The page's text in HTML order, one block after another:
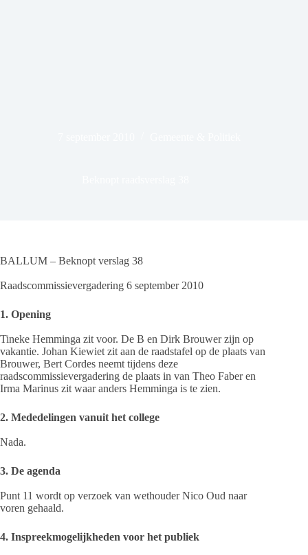
BALLUM – Beknopt verslag 38
Raadscommissievergadering 6 september 2010
1. Opening
Tineke Hemminga zit voor. De B en Dirk Brouwer zijn op
vakantie. Johan Kiewiet zit aan de raadstafel op de plaats van
Brouwer, Bert Cordes neemt tijdens deze
raadscommissievergadering de plaats in van Theo Faber en
Irma Marinus zit waar anders Hemminga is te zien.
2. Mededelingen vanuit het college
Nada.
3. De agenda
Punt 11 wordt op verzoek van wethouder Nico Oud naar
voren gehaald.
4. Inspreekmogelijkheden voor het publiek